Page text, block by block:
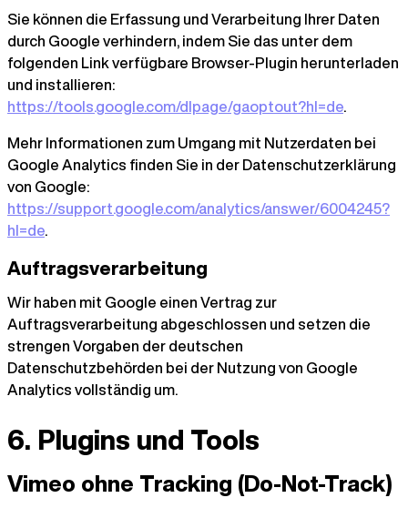
Sie können die Erfassung und Verarbeitung Ihrer Daten
durch Google verhindern, indem Sie das unter dem
folgenden Link verfügbare Browser-Plugin herunterladen
und installieren:
https://tools.google.com/dlpage/gaoptout?hl=de.
Mehr Informationen zum Umgang mit Nutzerdaten bei
Google Analytics finden Sie in der Datenschutzerklärung
von Google:
https://support.google.com/analytics/answer/6004245?
hl=de.
Auftragsverarbeitung
Wir haben mit Google einen Vertrag zur
Auftragsverarbeitung abgeschlossen und setzen die
strengen Vorgaben der deutschen
Datenschutzbehörden bei der Nutzung von Google
Analytics vollständig um.
6. Plugins und Tools
Vimeo ohne Tracking (Do-Not-Track)